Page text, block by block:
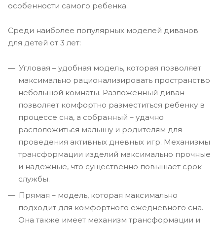
особенности самого ребенка.
Среди наиболее популярных моделей диванов
для детей от 3 лет:
Угловая – удобная модель, которая позволяет
максимально рационализировать пространство
небольшой комнаты. Разложенный диван
позволяет комфортно разместиться ребенку в
процессе сна, а собранный – удачно
расположиться малышу и родителям для
проведения активных дневных игр. Механизмы
трансформации изделий максимально прочные
и надежные, что существенно повышает срок
службы.
Прямая – модель, которая максимально
подходит для комфортного ежедневного сна.
Она также имеет механизм трансформации и